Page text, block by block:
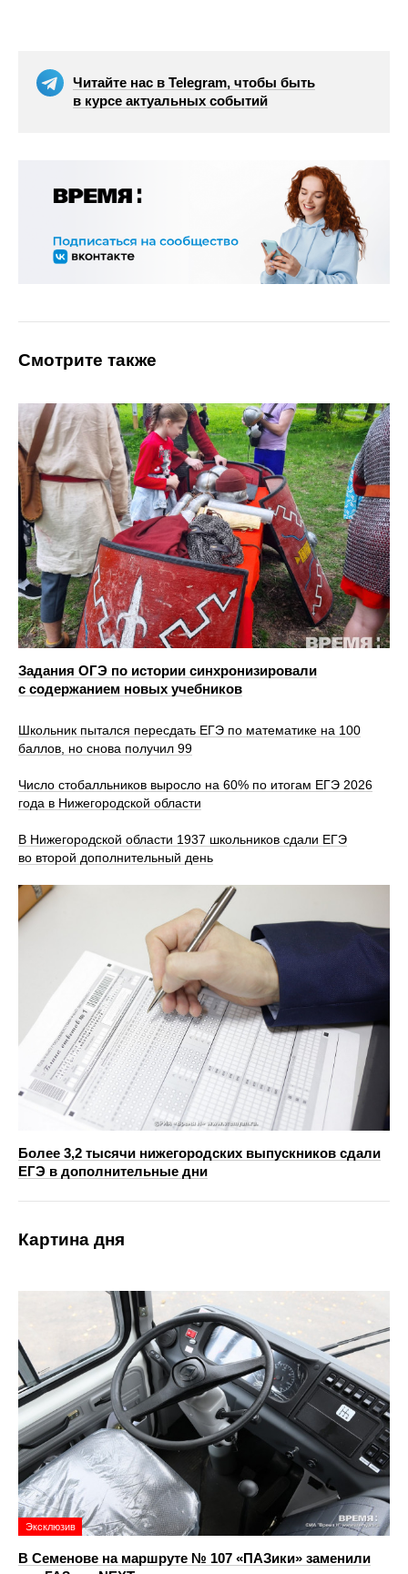
Читайте нас в Telegram, чтобы быть
в курсе актуальных событий
Смотрите также
Задания ОГЭ по истории синхронизировали
с содержанием новых учебников
Школьник пытался пересдать ЕГЭ по математике на 100
баллов, но снова получил 99
Число стобалльников выросло на 60% по итогам ЕГЭ 2026
года в Нижегородской области
В Нижегородской области 1937 школьников сдали ЕГЭ
во второй дополнительный день
Более 3,2 тысячи нижегородских выпускников сдали
ЕГЭ в дополнительные дни
Картина дня
Эксклюзив
В Семенове на маршруте № 107 «ПАЗики» заменили